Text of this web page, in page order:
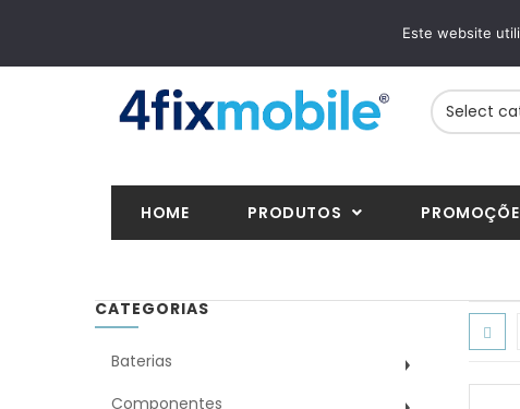
VISA, Mastercard,
HOME PRODUTOS
CATEGORIAS
Baterias
Componentes
Este website